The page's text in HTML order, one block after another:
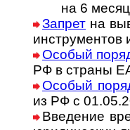
на 6
Запрет на
Особый
РФ в страны
Особый
из РФ с
Введение